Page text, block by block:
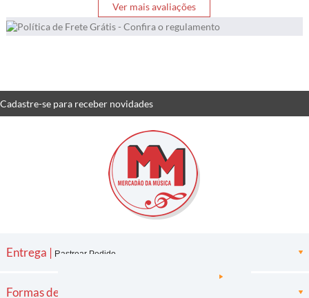
Ver mais avaliações
Cadastre-se para receber novidades
Entrega | Rastrear Pedido
Formas de pagamento